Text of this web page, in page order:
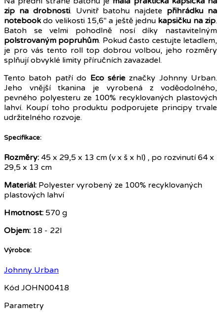
zip na drobnosti. Uvnitř batohu najdete přihrádku na
notebookdo velikosti 15,6" a ještě jednu kapsičku na zip.
Batoh se velmi pohodlně nosí díky nastavitelným
polstrovaným popruhům. Pokud často cestujte letadlem,
je pro vás tento roll top dobrou volbou, jeho rozměry
splňují obvyklé limity příručních zavazadel.
Tento batoh patří do Eco sérieznačky Johnny Urban.
Jeho vnější tkanina je vyrobená z voděodolného,
pevného polyesteru ze 100% recyklovaných plastových
lahví. Koupí toho produktu podporujete principy trvale
udržitelného rozvoje.
Specifikace:
Rozměry: 45 x 29,5 x 13 cm (v x š x hl) , po rozvinutí 64 x
29,5 x 13 cm
Materiál: Polyester vyrobený ze 100% recyklovaných
plastových lahví
Hmotnost: 570 g
Objem: 18 - 22l
Výrobce:
Johnny Urban
Kód JOHN00418
Parametry